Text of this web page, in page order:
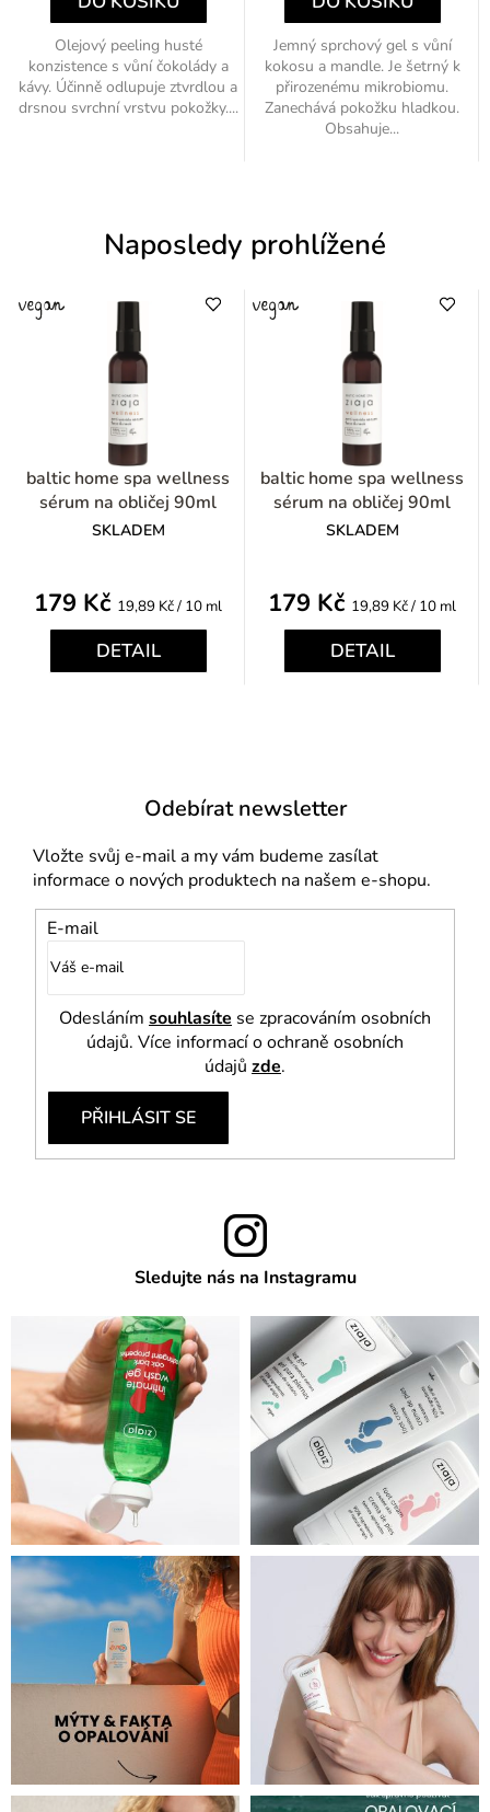
Olejový peeling husté
konzistence s vůní čokolády a
kávy. Účinně odlupuje ztvrdlou a
drsnou svrchní vrstvu pokožky....
Jemný sprchový gel s vůní
kokosu a mandle. Je šetrný k
přirozenému mikrobiomu.
Zanechává pokožku hladkou.
Obsahuje...
Naposledy prohlížené
baltic home spa wellness
sérum na obličej 90ml
SKLADEM
179 Kč Měrná
cena:
19,89 Kč / 10 ml
DETAIL
baltic home spa wellness
sérum na obličej 90ml
SKLADEM
179 Kč Měrná
cena:
19,89 Kč / 10 ml
DETAIL
Odebírat newsletter
Vložte svůj e-mail a my vám budeme zasílat
informace o nových produktech na našem e-shopu.
E-mail
Odesláním souhlasíte se zpracováním osobních
údajů. Více informací o ochraně osobních
údajů zde.
PŘIHLÁSIT SE
Sledujte nás na Instagramu